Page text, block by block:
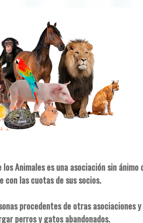
Animales es una asociación sin
las cuotas de sus socios.
procedentes de otras asociaciones
perros y gatos abandonados.